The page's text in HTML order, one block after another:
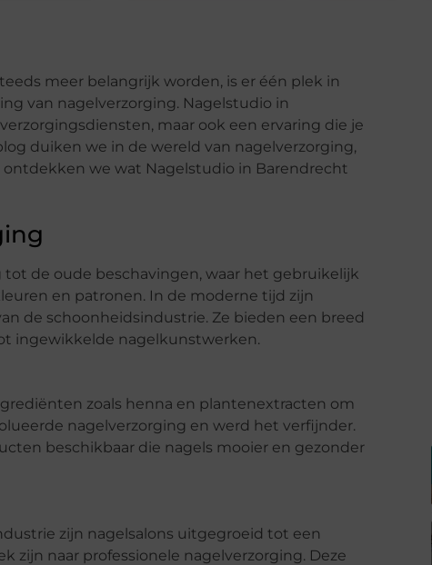
meer belangrijk worden, is er één plek in
van nagelverzorging. Nagelstudio in
maar ook een ervaring die je
duiken we in de wereld van nagelverzorging,
we wat Nagelstudio in Barendrecht
de oude beschavingen, waar het gebruikelijk
en patronen. In de moderne tijd zijn
de schoonheidsindustrie. Ze bieden een breed
ingewikkelde nagelkunstwerken.
zoals henna en plantenextracten om
nagelverzorging en werd het verfijnder.
beschikbaar die nagels mooier en gezonder
zijn nagelsalons uitgegroeid tot een
zijn naar professionele nagelverzorging. Deze